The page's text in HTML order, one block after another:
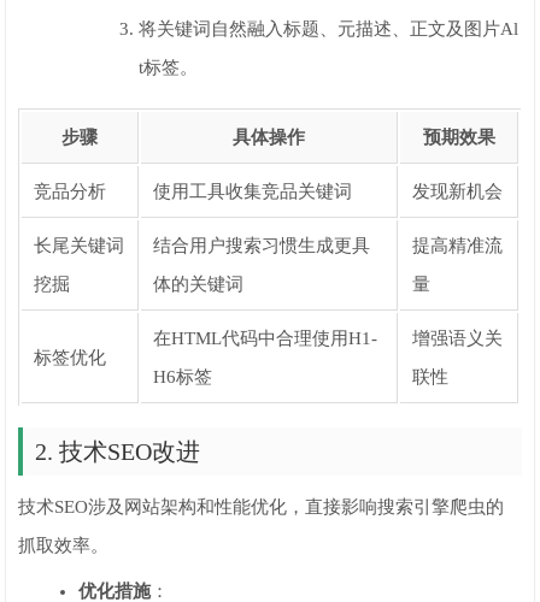
将关键词自然融入标题、元描述、正文及图片Al
t标签。
步骤 具体操作 预期效果
竞品分析 使用工具收集竞品关键词 发现新机会
长尾关键词
挖掘
结合用户搜索习惯生成更具
体的关键词
提高精准流
量
标签优化
在HTML代码中合理使用H1-
H6标签
增强语义关
联性
2. 技术SEO改进
技术SEO涉及网站架构和性能优化，直接影响搜索引擎爬虫的
抓取效率。
优化措施：